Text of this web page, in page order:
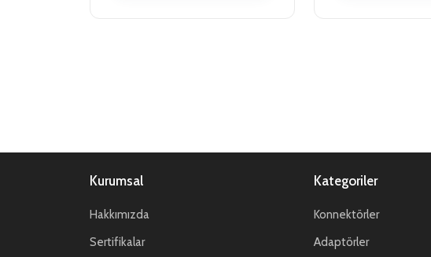
Kurumsal
Hakkımızda
Sertifikalar
Kategoriler
Konnektörler
Adaptörler